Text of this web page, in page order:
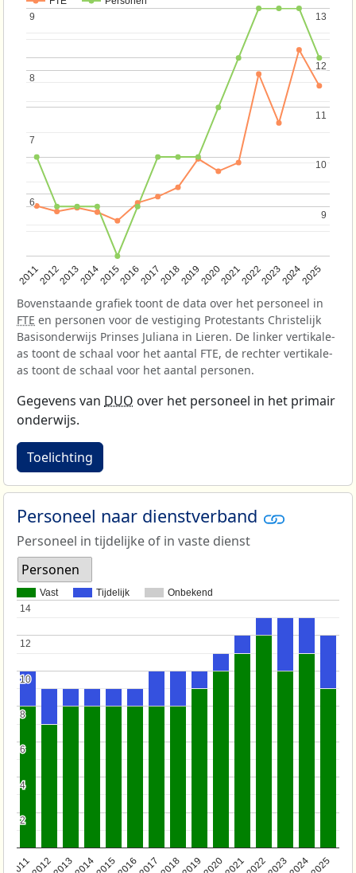
201120122013201420152016201720182019202020212022202320242025
6
6
7
7
8
8
9
9
9
9
10
10
11
11
12
12
13
13
Bovenstaande grafiek toont de data over het personeel in
FTE en personen voor de vestiging Protestants Christelijk
Basisonderwijs Prinses Juliana in Lieren. De linker vertikale-
as toont de schaal voor het aantal FTE, de rechter vertikale-
as toont de schaal voor het aantal personen.
Gegevens van DUO over het personeel in het primair
onderwijs.
Toelichting
Personeel naar dienstverband
Personeel in tijdelijke of in vaste dienst
Personen
Vast Tijdelijk Onbekend
201120122013201420152016201720182019202020212022202320242025
2
2
4
4
6
6
8
8
10
10
12
12
14
14